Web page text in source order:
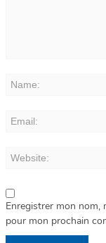
Enregistrer mon nom,
pour mon prochain